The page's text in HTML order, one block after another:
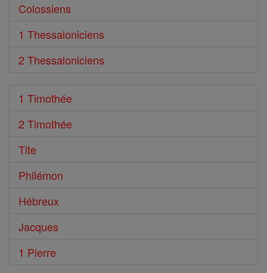
Colossiens
1 Thessaloniciens
2 Thessaloniciens
1 Timothée
2 Timothée
Tite
Philémon
Hébreux
Jacques
1 Pierre